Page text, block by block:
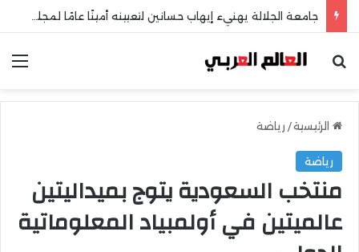
بحث عن
الرئيسية/ رياضة
رياضة
منتخب السعودية يتوج بميداليتين
عالميتين في أولمبياد المعلوماتية